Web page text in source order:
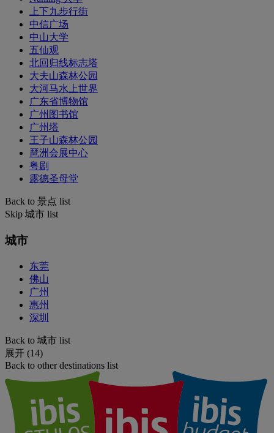
上下九步行街
中信广场
中山大学
五仙观
北回归线标志塔
大夫山森林公园
大河马水上世界
广东省博物馆
广州图书馆
广州塔
王子山森林公园
琶洲会展中心
粤剧
露德圣母堂
Back to 景点 list
Skip 城市 list
城市
东莞
佛山
广州
惠州
深圳
Back to 城市 list
展开 (14)
Back to other destinations list